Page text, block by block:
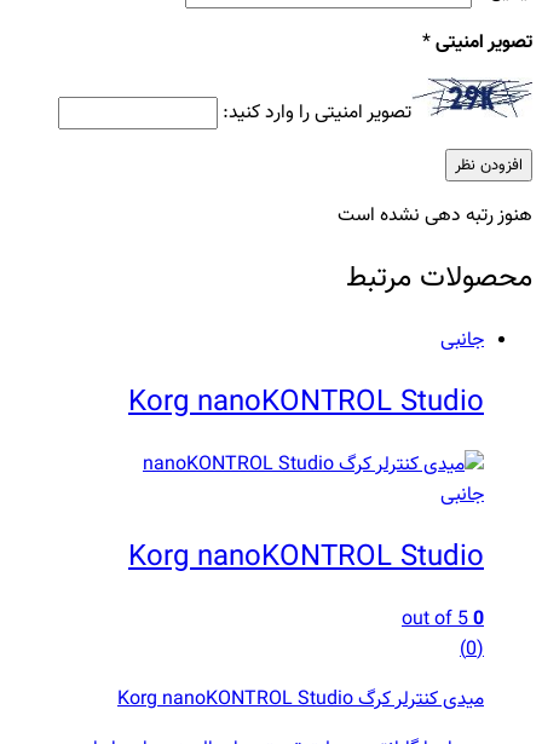
تصویر امنیتی*
تصویر امنیتی را وارد کنید:
هنوز رتبه دهی نشده است
محصولات مرتبط
جانبی
Korg nanoKONTROL Studio‏
جانبی
Korg nanoKONTROL Studio‏
0
out of 5
(0)
میدی کنترلر کرگ Korg nanoKONTROL Studio